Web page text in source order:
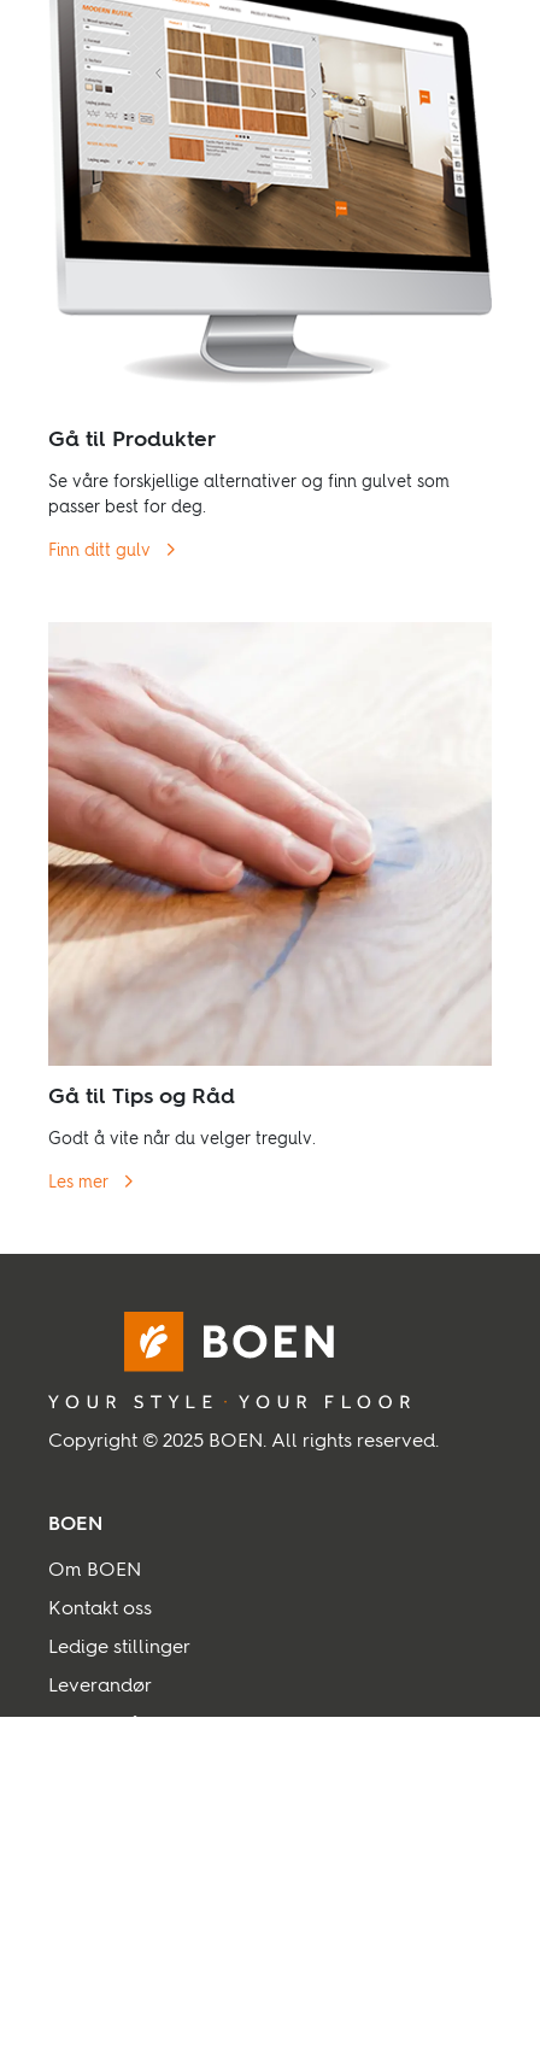
Gå til Produkter
Se våre forskjellige alternativer og finn gulvet som
passer best for deg.
Finn ditt gulv
Gå til Tips og Råd
Godt å vite når du velger tregulv.
Les mer
BOEN
Om BOEN
Kontakt oss
Ledige stillinger
Leverandør
Copyright © 2025 BOEN. All rights reserved.